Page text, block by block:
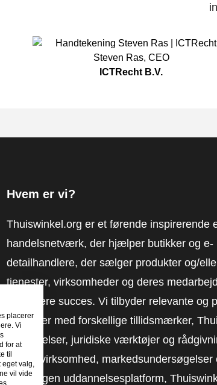
Steven Ras, CEO
ICTRecht B.V.
Hvem er vi?
Thuiswinkel.org er et førende inspirerende
handelsnetværk, der hjælper butikker og e-
detailhandlere, der sælger produkter og/
tjenester, virksomheder og deres
at få mere succes. Vi tilbyder relevante og
løsninger med forskellige tillidsmærker,
anmeldelser, juridiske værktøjer og
fortalervirksomhed, markedsundersøgelser
vores egen uddannelsesplatform,
placerer
Vi
for at
til
eget valg,
vil vide